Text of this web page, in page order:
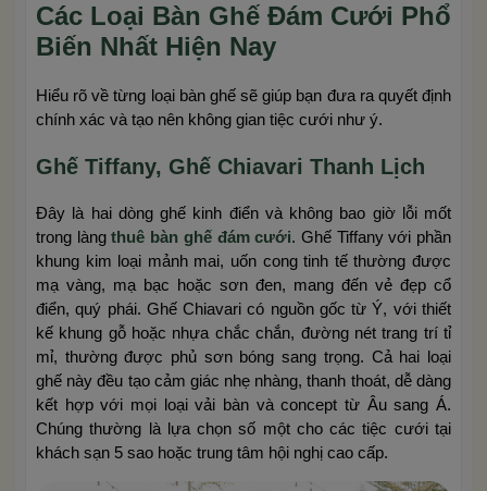
Các Loại Bàn Ghế Đám Cưới Phổ
Biến Nhất Hiện Nay
Hiểu rõ về từng loại bàn ghế sẽ giúp bạn đưa ra quyết định
chính xác và tạo nên không gian tiệc cưới như ý.
Ghế Tiffany, Ghế Chiavari Thanh Lịch
Đây là hai dòng ghế kinh điển và không bao giờ lỗi mốt
trong làngthuê bàn ghế đám cưới. Ghế Tiffany với phần
khung kim loại mảnh mai, uốn cong tinh tế thường được
mạ vàng, mạ bạc hoặc sơn đen, mang đến vẻ đẹp cổ
điển, quý phái. Ghế Chiavari có nguồn gốc từ Ý, với thiết
kế khung gỗ hoặc nhựa chắc chắn, đường nét trang trí tỉ
mỉ, thường được phủ sơn bóng sang trọng. Cả hai loại
ghế này đều tạo cảm giác nhẹ nhàng, thanh thoát, dễ dàng
kết hợp với mọi loại vải bàn và concept từ Âu sang Á.
Chúng thường là lựa chọn số một cho các tiệc cưới tại
khách sạn 5 sao hoặc trung tâm hội nghị cao cấp.